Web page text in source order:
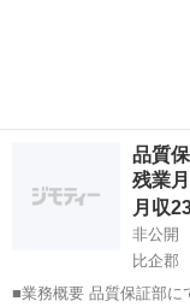
品質
残業
月収
非公開
比企郡
■業務概要 品質保証部に